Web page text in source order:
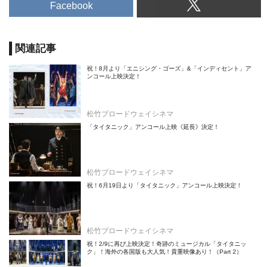
Facebook
関連記事
祝！8月より「エニシング・ゴーズ」&「インディセント」ア
ンコール上映決定！
松竹ブロードウェイシネマ
「タイタニック」アンコール上映《延長》決定！
松竹ブロードウェイシネマ
祝！6月19日より「タイタニック」アンコール上映決定！
松竹ブロードウェイシネマ
祝！2/9に再び上映決定！奇跡のミュージカル「タイタニッ
ク」！海外の各国版も大人気！貴重映像あり！（Part 2）